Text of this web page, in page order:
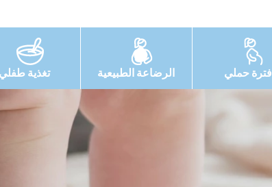
فترة حملي الرضاعة الطبيعية تغذية طفلي